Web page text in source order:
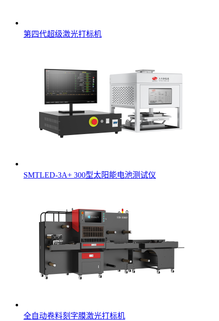
第四代超级激光打标机
SMTLED-3A+ 300型太阳能电池测试仪
全自动卷料刻字膜激光打标机